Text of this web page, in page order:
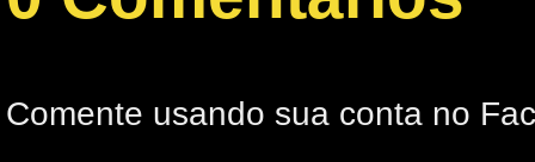
Comente usando sua conta no